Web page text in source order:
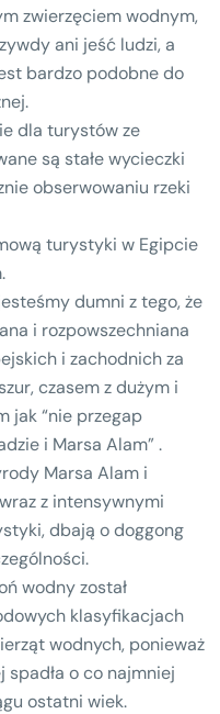
zwierzęciem wodnym,
ani jeść ludzi, a
bardzo podobne do
dla turystów ze
są stałe wycieczki
obserwowaniu rzeki
turystyki w Egipcie
dumni z tego, że
i rozpowszechniana
i zachodnich za
czasem z dużym i
jak “nie przegap
i Marsa Alam” .
Marsa Alam i
z intensywnymi
dbają o doggong
wodny został
klasyfikacjach
wodnych, ponieważ
o co najmniej
ostatni wiek.